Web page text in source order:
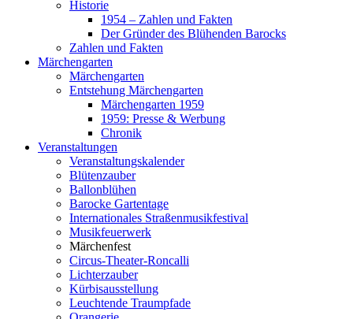
Historie
1954 – Zahlen und Fakten
Der Gründer des Blühenden Barocks
Zahlen und Fakten
Märchengarten
Märchengarten
Entstehung Märchengarten
Märchengarten 1959
1959: Presse & Werbung
Chronik
Veranstaltungen
Veranstaltungskalender
Blütenzauber
Ballonblühen
Barocke Gartentage
Internationales Straßenmusikfestival
Musikfeuerwerk
Märchenfest
Circus-Theater-Roncalli
Lichterzauber
Kürbisausstellung
Leuchtende Traumpfade